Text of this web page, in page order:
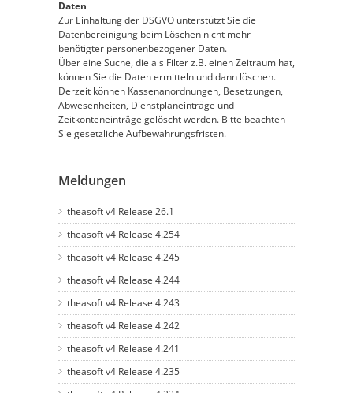
Daten
Zur Einhaltung der DSGVO unterstützt Sie die
Datenbereinigung beim Löschen nicht mehr
benötigter personenbezogener Daten.
Über eine Suche, die als Filter z.B. einen Zeitraum hat,
können Sie die Daten ermitteln und dann löschen.
Derzeit können Kassenanordnungen, Besetzungen,
Abwesenheiten, Dienstplaneinträge und
Zeitkonteneinträge gelöscht werden. Bitte beachten
Sie gesetzliche Aufbewahrungsfristen.
Meldungen
theasoft v4 Release 26.1
theasoft v4 Release 4.254
theasoft v4 Release 4.245
theasoft v4 Release 4.244
theasoft v4 Release 4.243
theasoft v4 Release 4.242
theasoft v4 Release 4.241
theasoft v4 Release 4.235